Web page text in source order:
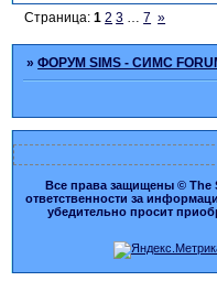
Страница:1 2 3 7 »
»ФОРУМ SIMS - СИМС
Все права защищены © The
ответственности за
убедительно просит